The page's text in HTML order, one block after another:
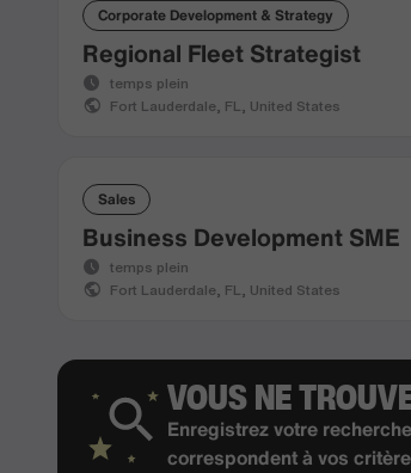
Corporate Development & Strategy
Regional Fleet Strategist
temps plein
Fort Lauderdale, FL, United States
Sales
Business Development SME
temps plein
Fort Lauderdale, FL, United States
VOUS NE
Enregistrez votre
correspondent à vos